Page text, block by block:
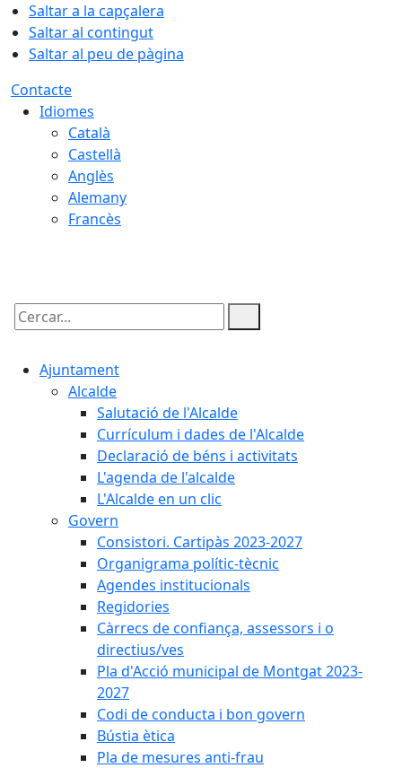
Saltar a la capçalera
Saltar al contingut
Saltar al peu de pàgina
Contacte
Idiomes
Català
Castellà
Anglès
Alemany
Francès
Cercar:
Ajuntament
Alcalde
Salutació de l'Alcalde
Currículum i dades de l'Alcalde
Declaració de béns i activitats
L'agenda de l'alcalde
L'Alcalde en un clic
Govern
Consistori. Cartipàs 2023-2027
Organigrama polític-tècnic
Agendes institucionals
Regidories
Càrrecs de confiança, assessors i o
directius/ves
Pla d'Acció municipal de Montgat 2023-
2027
Codi de conducta i bon govern
Bústia ètica
Pla de mesures anti-frau